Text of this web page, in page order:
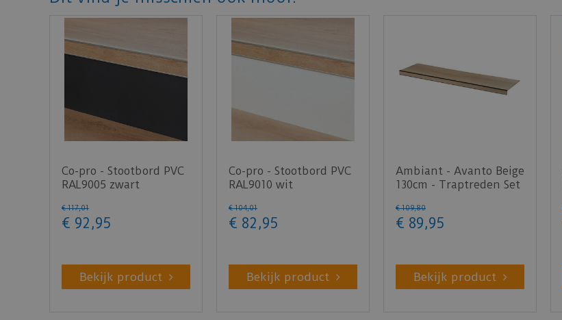
Co-pro - Stootbord PVC
RAL9005 zwart
…
€ 117,01
€ 92 ,95
Bekijk product
Co-pro - Stootbord PVC
RAL9010 wit
16…
€ 104,01
€ 82 ,95
Bekijk product
Ambiant - Avanto Beige
130cm - Traptreden Set
€ 109,80
€ 89,95
Bekijk product